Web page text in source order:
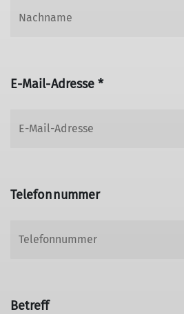
E-Mail-Adresse *
Telefonnummer
Betreff